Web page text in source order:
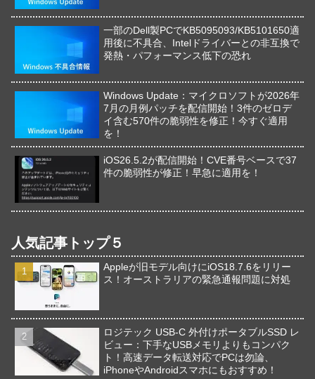
一部のDell製PCでKB5095093/KB5101650適
用後に不具合、Intelドライバーとの非互換で
発熱・パフォーマンス低下の恐れ
Windows Update：マイクロソフトが2026年
7月の月例パッチを配信開始！3件のゼロデ
イ含む570件の脆弱性を修正！今すぐ適用
を！
iOS26.5.2が配信開始！CVE番号ベースで37
件の脆弱性が修正！早急に適用を！
人気記事トップ５
Appleが旧モデル向けにiOS18.7.6をリリー
ス！オーストラリアの緊急通報問題に対処
ロジテック USB-C 外付けポータブルSSD レ
ビュー：下手なUSBメモリよりもコンパク
ト！高速データ転送対応でPCは勿論、
iPhoneやAndroidスマホにもおすすめ！